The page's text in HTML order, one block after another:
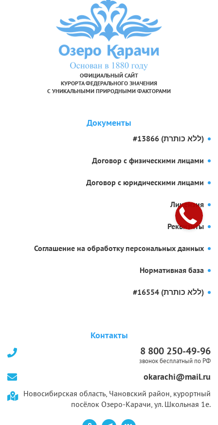
ОФИЦИАЛЬНЫЙ САЙТ
КУРОРТА ФЕДЕРАЛЬНОГО ЗНАЧЕНИЯ
С УНИКАЛЬНЫМИ ПРИРОДНЫМИ ФАКТОРАМИ
Документы
#13866 (ללא כותרת)
Договор с физическими лицами
Договор с юридическими лицами
Лицензия
Реквизиты
Соглашение на обработку персональных данных
Нормативная база
#16554 (ללא כותרת)
Контакты
8 800 250-49-96
звонок бесплатный по РФ
okarachi@mail.ru
Новосибирская область, Чановский район, курортный
посёлок Озеро-Карачи, ул. Школьная 1е.